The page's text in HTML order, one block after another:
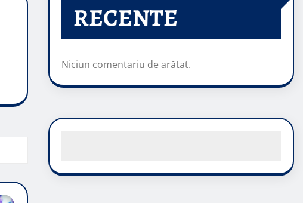
RECENTE
Niciun comentariu de arătat.